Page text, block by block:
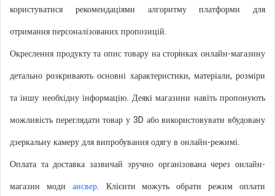
користуватися рекомендаціями алгоритму платформи для
отримання персоналізованих пропозицій.
Окреслення продукту та опис товару на сторiнках онлайн-магазину
детально розкривають основні характеристики, матеріали, розміри
та іншу необхідну інформацію. Деякі магазини навіть пропонують
можливість переглядати товар у 3D або використовувати вбудовану
дзеркальну камеру для випробування одягу в онлайн-режимі.
Оплата та доставка зазвичай зручно організована через онлайн-
магазин моди ансвер. Клієнти можуть обрати режим оплати